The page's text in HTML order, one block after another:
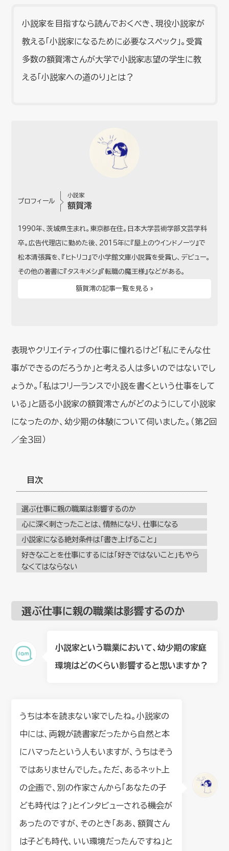
小説家を目指すなら読んでおくべき、現役小説家が
教える「小説家になるために必要なスペック」。受賞
多数の額賀澪さんが大学で小説家志望の学生に教
える「小説家への道のり」とは？
プロフィール
小説家
額賀澪
1990年、茨城県生まれ。東京都在住。日本大学芸術学部文芸学科
卒。広告代理店に勤めた後、2015年に『屋上のウインドノーツ』で
松本清張賞を、『ヒトリコ』で小学館文庫小説賞を受賞し、デビュー。
その他の著書に『タスキメシ』『転職の魔王様』などがある。
額賀澪の記事一覧を見る »
表現やクリエイティブの仕事に憧れるけど「私にそんな仕
事ができるのだろうか」と考える人は多いのではないでし
ょうか。「私はフリーランスで小説を書くという仕事をして
いる」と語る小説家の額賀澪さんがどのようにして小説家
になったのか、幼少期の体験について伺いました。（第２回
／全３回）
目次
選ぶ仕事に親の職業は影響するのか
心に深く刺さったことは、情熱になり、仕事になる
小説家になる絶対条件は「書き上げること」
好きなことを仕事にするには「好きではないこと」もやら
なくてはならない
選ぶ仕事に親の職業は影響するのか
小説家という職業において、幼少期の家庭
環境はどのくらい影響すると思いますか？
うちは本を読まない家でしたね。小説家の
中には、両親が読書家だったから自然と本
にハマったという人もいますが、うちはそう
ではありませんでした。ただ、あるネット上
の企画で、別の作家さんから「あなたの子
ども時代は？」とインタビューされる機会が
あったのですが、そのとき「ああ、額賀さん
は子ども時代、いい環境だったんですね」と